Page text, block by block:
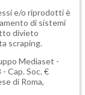
e/o riprodotti è
di sistemi
divieto
scraping.
Mediaset -
Cap. Soc. €
di Roma,